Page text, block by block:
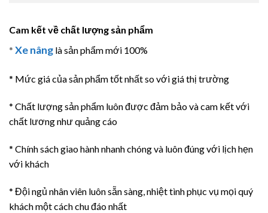
Cam kết về chất lượng sản phẩm
* Xe nâng là sản phẩm mới 100%
* Mức giá của sản phẩm tốt nhất so với giá thị trường
* Chất lượng sản phẩm luôn được đảm bảo và cam kết với
chất lương như quảng cáo
* Chính sách giao hành nhanh chóng và luôn đúng với lịch hẹn
với khách
* Đội ngủ nhân viên luôn sẵn sàng, nhiệt tình phục vụ mọi quý
khách một cách chu đáo nhất